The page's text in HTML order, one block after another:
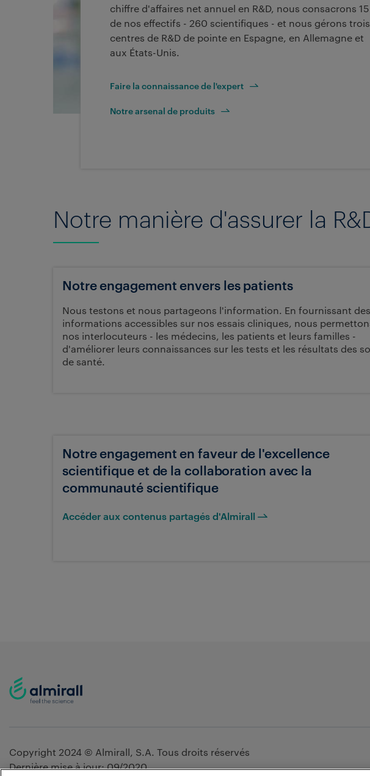
chiffre d'affaires net annuel en R&D, nous consacrons 15
de nos effectifs - 260 scientifiques - et nous gérons trois
centres de R&D de pointe en Espagne, en Allemagne et
aux États-Unis.
Faire la connaissance de l'expert
Notre arsenal de produits
Notre manière d'assurer la
Notre engagement envers les patients
Nous testons et nous partageons l'information. En fournissant des
informations accessibles sur nos essais cliniques, nous
nos interlocuteurs - les médecins, les patients et leurs familles -
d'améliorer leurs connaissances sur les tests et les résultats des
de santé.
Notre engagement en faveur de l'excellence
scientifique et de la collaboration avec la
communauté scientifique
Accéder aux contenus partagés d'Almirall
Copyright 2024 © Almirall, S.A. Tous droits réservés
Dernière mise à jour: 09/2020